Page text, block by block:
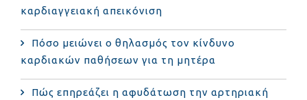
καρδιαγγειακή απεικόνιση
Πόσο μειώνει ο θηλασμός τον κίνδυνο
καρδιακών παθήσεων για τη μητέρα
Πώς επηρεάζει η αφυδάτωση την αρτηριακή